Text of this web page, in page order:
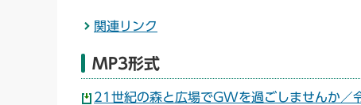
関連リンク
MP3形式
21世紀の森と広場でGWを過ごしませんか／